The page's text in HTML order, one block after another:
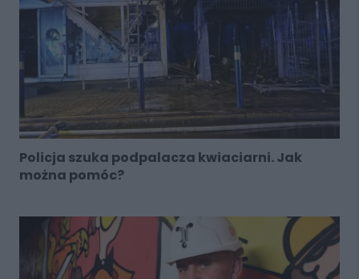
Policja szuka podpalacza kwiaciarni. Jak
można pomóc?